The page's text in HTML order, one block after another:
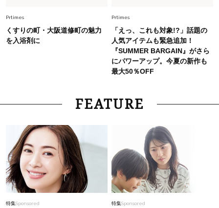
やぐ【甘め黒アイテム】3選
Prtimes
くすりの町・大阪道修町の魅力
を入浴剤に
Prtimes
「えっ、これも対象!?」話題の
人気アイテムも緊急追加！
『SUMMER BARGAIN』がさら
にパワーアップ。今夏の新作も
最大50％OFF
FEATURE
特集Sponsored 特集Sponsored